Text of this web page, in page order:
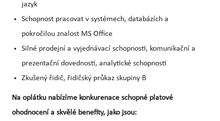
jazyk
Schopnost pracovat v systémech, databázích a
pokročilou znalost MS Office
Silné prodejní a vyjednávací schopnosti, komunikační a
prezentační dovednosti, analytické schopnosti
Zkušený řidič, řidičský průkaz skupiny B
Na oplátku nabízíme konkurenace schopné platové
ohodnocení a skvělé benefity, jako jsou: